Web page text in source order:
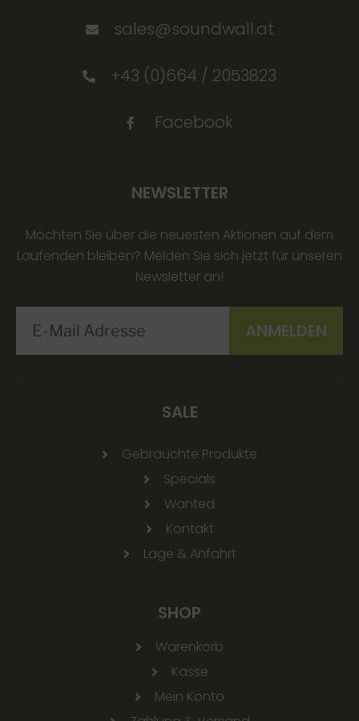
sales@soundwall.at
+43 (0)664 / 2053823
Facebook
NEWSLETTER
Möchten Sie über die neuesten Aktionen auf dem
Laufenden bleiben? Melden Sie sich jetzt für unseren
Newsletter an!
SALE
Gebrauchte Produkte
Specials
Wanted
Kontakt
Lage & Anfahrt
SHOP
Warenkorb
Kasse
Mein Konto